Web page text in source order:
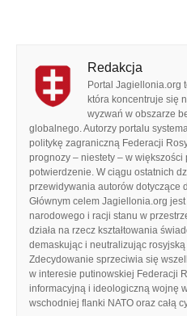
Redakcja
Portal Jagiellonia.org
która koncentruje się
wyzwań w obszarze
globalnego. Autorzy portalu
politykę zagraniczną Federacji
prognozy – niestety – w
potwierdzenie. W ciągu ostatnich
przewidywania autorów dotyczące
Głównym celem Jagiellonia.org
narodowego i racji stanu w
działa na rzecz kształtowania
demaskując i neutralizując
Zdecydowanie sprzeciwia się
w interesie putinowskiej Federacji
informacyjną i ideologiczną wojnę
wschodniej flanki NATO oraz całą